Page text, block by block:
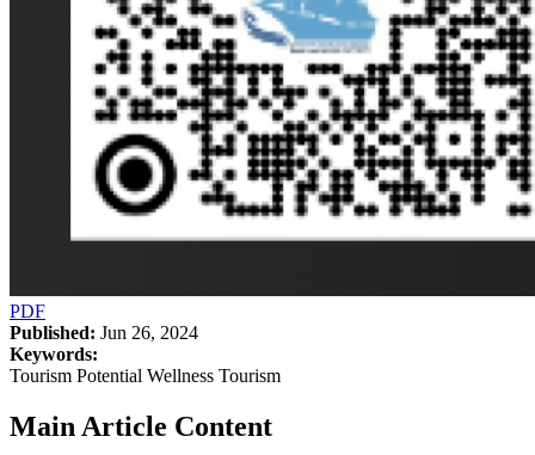
PDF
Published: Jun 26, 2024
Keywords:
Tourism Potential Wellness Tourism
Main Article Content